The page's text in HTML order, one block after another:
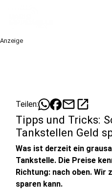
Anzeige
Teilen: mailopen_in_new
Tipps und Tricks:
Tankstellen Geld
Was ist derzeit ein
Tankstelle. Die Preise
Richtung: nach oben. Wir
sparen kann.